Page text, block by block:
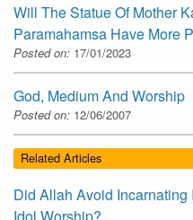
Will The Statue Of Mother
Paramahamsa Have More
Posted on: 17/01/2023
God, Medium And Worship
Posted on: 12/06/2007
Related Articles
Did Allah Avoid
Idol Worship?